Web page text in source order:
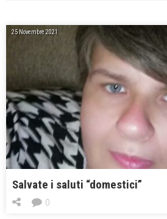
25 Novembre 2021
Salvate i saluti “domestici”
0